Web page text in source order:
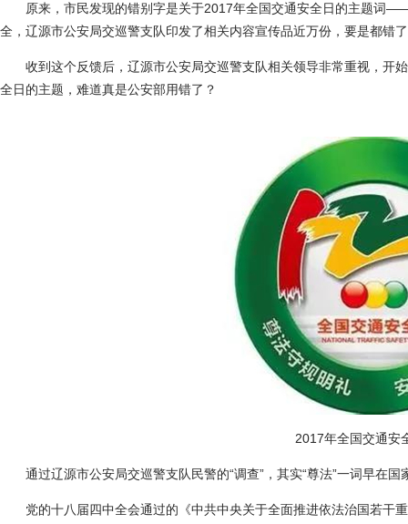
原来，市民发现的错别字是关于2017年全国交通安全日的主题词
全，辽源市公安局交巡警支队印发了相关内容宣传品近万份，要是都错
收到这个反馈后，辽源市公安局交巡警支队相关领导非常重视，开始
全日的主题，难道真是公安部用错了？
2017年全国交通安
通过辽源市公安局交巡警支队民警的“调查”，其实“尊法”一词早在国
党的十八届四中全会通过的《中共中央关于全面推进依法治国若干